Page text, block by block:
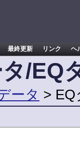
最終更新 リンク ヘ
/EQ
ータ > EQ